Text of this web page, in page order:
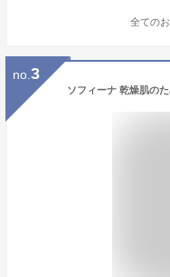
全ての
no. 3
ソフィーナ 乾燥肌の